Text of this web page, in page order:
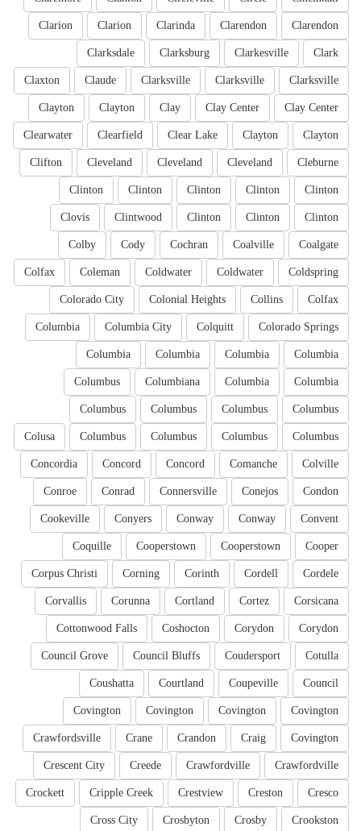
Clarendon
Clarendon
Clarinda
Clarion
Clarion
Clark
Clarkesville
Clarksburg
Clarksdale
Clarksville
Clarksville
Clarksville
Claude
Claxton
Clay Center
Clay Center
Clay
Clayton
Clayton
Clayton
Clayton
Clear Lake
Clearfield
Clearwater
Cleburne
Cleveland
Cleveland
Cleveland
Clifton
Clinton
Clinton
Clinton
Clinton
Clinton
Clinton
Clinton
Clinton
Clintwood
Clovis
Coalgate
Coalville
Cochran
Cody
Colby
Coldspring
Coldwater
Coldwater
Coleman
Colfax
Colfax
Collins
Colonial Heights
Colorado City
Colorado Springs
Colquitt
Columbia City
Columbia
Columbia
Columbia
Columbia
Columbia
Columbia
Columbia
Columbiana
Columbus
Columbus
Columbus
Columbus
Columbus
Columbus
Columbus
Columbus
Columbus
Colusa
Colville
Comanche
Concord
Concord
Concordia
Condon
Conejos
Connersville
Conrad
Conroe
Convent
Conway
Conway
Conyers
Cookeville
Cooper
Cooperstown
Cooperstown
Coquille
Cordele
Cordell
Corinth
Corning
Corpus Christi
Corsicana
Cortez
Cortland
Corunna
Corvallis
Corydon
Corydon
Coshocton
Cottonwood Falls
Cotulla
Coudersport
Council Bluffs
Council Grove
Council
Coupeville
Courtland
Coushatta
Covington
Covington
Covington
Covington
Covington
Craig
Crandon
Crane
Crawfordsville
Crawfordville
Crawfordville
Creede
Crescent City
Cresco
Creston
Crestview
Cripple Creek
Crockett
Crookston
Crosby
Crosbyton
Cross City